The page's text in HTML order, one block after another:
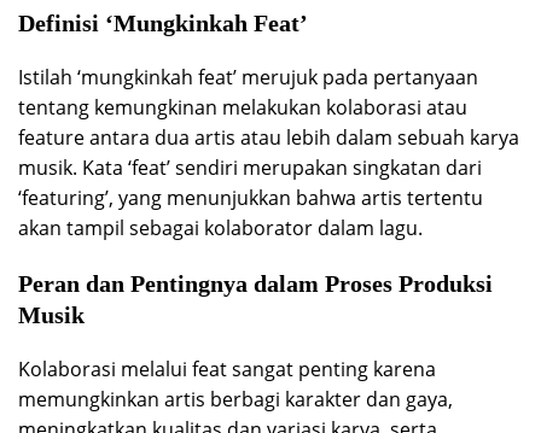
Definisi ‘Mungkinkah Feat’
Istilah ‘mungkinkah feat’ merujuk pada pertanyaan
tentang kemungkinan melakukan kolaborasi atau
feature antara dua artis atau lebih dalam sebuah karya
musik. Kata ‘feat’ sendiri merupakan singkatan dari
‘featuring’, yang menunjukkan bahwa artis tertentu
akan tampil sebagai kolaborator dalam lagu.
Peran dan Pentingnya dalam Proses Produksi
Musik
Kolaborasi melalui feat sangat penting karena
memungkinkan artis berbagi karakter dan gaya,